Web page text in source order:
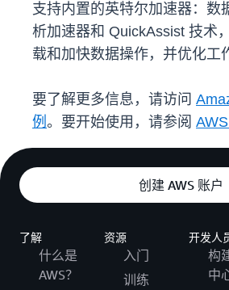
支持内置的英特尔加速器：数
析加速器和 QuickAssist 技术
载和加快数据操作，并优化工
要了解更多信息，请访问
例 。要开始使用，请参阅
创建 AWS 账户
了解
什么是
AWS？
资源
入门
训练
开发人
构
中